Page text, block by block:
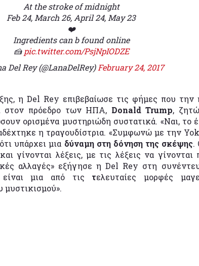
At the stroke of midnight
Feb 24, March 26, April 24, May 23
❤️
Ingredients can b found online
🍰 pic.twitter.com/PsjNpIODZE
Del Rey (@LanaDelRey) February 24, 2017
η Del Rey επιβεβαίωσε τις φήμες που την
στον πρόεδρο των ΗΠΑ, Donald Trump,
ορισμένα μυστηριώδη συστατικά. «Ναι, το
η τραγουδίστρια. «Συμφωνώ με την
υπάρχει μια δύναμη στη δόνηση της σκέψης.
γίνονται λέξεις, με τις λέξεις να γίνονται
αλλαγές» εξήγησε η Del Rey στη
μια από τις τελευταίες μορφές
μυστικισμού».